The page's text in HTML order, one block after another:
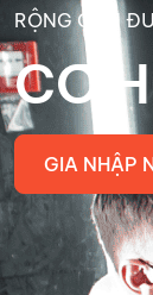
RỘNG CON
CƠ
GIA NHẬP